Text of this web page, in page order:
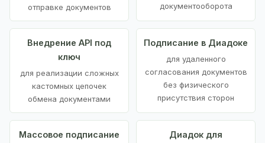
отправке документов
документооборота
Внедрение API под
ключ
для реализации сложных
кастомных цепочек
обмена документами
Подписание в Диадоке
для удаленного
согласования документов
без физического
присутствия сторон
Массовое подписание
Диадок для